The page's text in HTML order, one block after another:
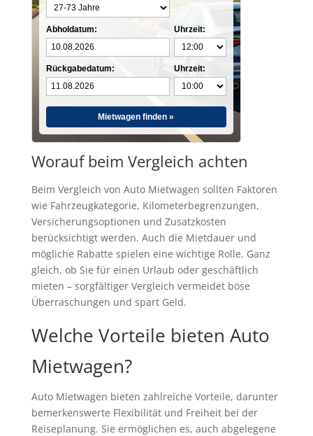
Abholdatum:
Rückgabedatum:
Uhrzeit:
Uhrzeit:
Mietwagen finden »
Worauf beim Vergleich achten
Beim Vergleich von Auto Mietwagen sollten Faktoren
wie Fahrzeugkategorie, Kilometerbegrenzungen,
Versicherungsoptionen und Zusatzkosten
berücksichtigt werden. Auch die Mietdauer und
mögliche Rabatte spielen eine wichtige Rolle. Ganz
gleich, ob Sie für einen Urlaub oder geschäftlich
mieten – sorgfältiger Vergleich vermeidet böse
Überraschungen und spart Geld.
Welche Vorteile bieten Auto
Mietwagen?
Auto Mietwagen bieten zahlreiche Vorteile, darunter
bemerkenswerte Flexibilität und Freiheit bei der
Reiseplanung. Sie ermöglichen es, auch abgelegene